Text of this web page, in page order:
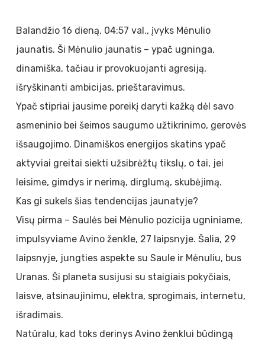
Balandžio 16 dieną, 04:57 val., įvyks Mėnulio
jaunatis. Ši Mėnulio jaunatis – ypač ugninga,
dinamiška, tačiau ir provokuojanti agresiją,
išryškinanti ambicijas, prieštaravimus.
Ypač stipriai jausime poreikį daryti kažką dėl savo
asmeninio bei šeimos saugumo užtikrinimo, gerovės
išsaugojimo. Dinamiškos energijos skatins ypač
aktyviai greitai siekti užsibrėžtų tikslų, o tai, jei
leisime, gimdys ir nerimą, dirglumą, skubėjimą.
Kas gi sukels šias tendencijas jaunatyje?
Visų pirma – Saulės bei Mėnulio pozicija ugniniame,
impulsyviame Avino ženkle, 27 laipsnyje. Šalia, 29
laipsnyje, jungties aspekte su Saule ir Mėnuliu, bus
Uranas. Ši planeta susijusi su staigiais pokyčiais,
laisve, atsinaujinimu, elektra, sprogimais, internetu,
išradimais.
Natūralu, kad toks derinys Avino ženklui būdingą